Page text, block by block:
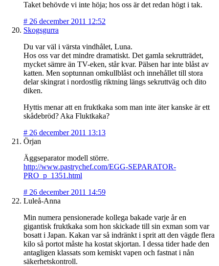
Taket behövde vi inte höja; hos oss är det redan högt i tak.
# 26 december 2011 12:52
Skogsgurra
Du var väl i värsta vindhålet, Luna.
Hos oss var det mindre dramatiskt. Det gamla sekrutträdet,
mycket sämre än TV-eken, står kvar. Pälsen har inte blåst av
katten. Men soptunnan omkullblåst och innehållet till stora
delar skingrat i nordostlig riktning längs sekruttväg och dito
diken.
Hyttis menar att en fruktkaka som man inte äter kanske är ett
skådebröd? Aka Fluktkaka?
# 26 december 2011 13:13
Örjan
Äggseparator modell större.
http://www.pastrychef.com/EGG-SEPARATOR-
PRO_p_1351.html
# 26 december 2011 14:59
Luleå-Anna
Min numera pensionerade kollega bakade varje år en
gigantisk fruktkaka som hon skickade till sin exman som var
bosatt i Japan. Kakan var så indränkt i sprit att den vägde flera
kilo så portot måste ha kostat skjortan. I dessa tider hade den
antagligen klassats som kemiskt vapen och fastnat i nån
säkerhetskontroll.